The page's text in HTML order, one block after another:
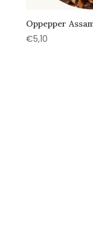
Oppepper
€5,10